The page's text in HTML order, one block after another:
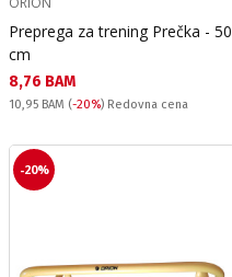
Preprega za trening Prečka - 50
cm
Текуща цена:
8,76 BAM
Redovna cena:
10,95 BAM (-20%) Redovna cena
-20%